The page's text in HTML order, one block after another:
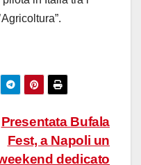
Presentata Bufala
Fest, a Napoli un
dedicato